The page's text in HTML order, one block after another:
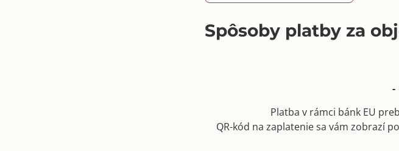
Spôsoby platby za
-
Platba v rámci bánk EU
QR-kód na zaplatenie sa vám zobrazí